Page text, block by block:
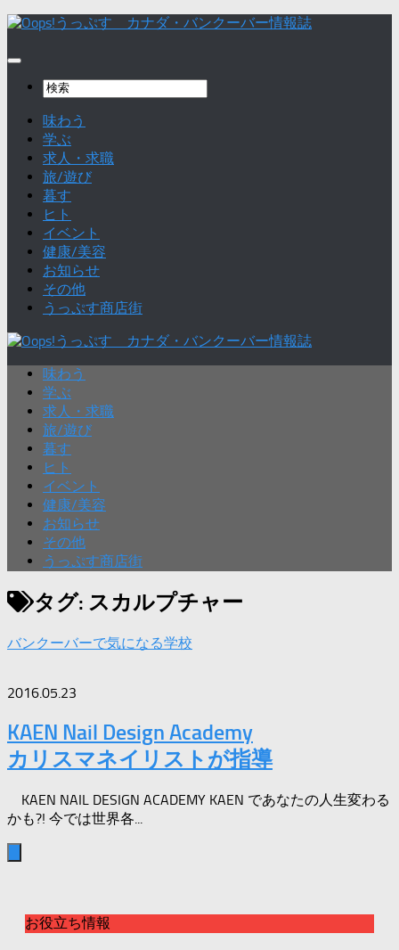
味わう
学ぶ
求人・求職
旅/遊び
暮す
ヒト
イベント
健康/美容
お知らせ
その他
うっぷす商店街
味わう
学ぶ
求人・求職
旅/遊び
暮す
ヒト
イベント
健康/美容
お知らせ
その他
うっぷす商店街
タグ: スカルプチャー
バンクーバーで気になる学校
2016.05.23
KAEN Nail Design Academy
カリスマネイリストが指導
KAEN NAIL DESIGN ACADEMY KAEN であなたの人生変わる
かも?! 今では世界各...
お役立ち情報